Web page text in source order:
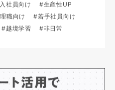
社員向け
#生産性UP
職向け
#若手社員向け
#越境学習 #非日常